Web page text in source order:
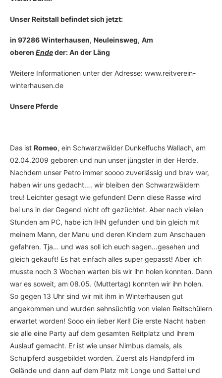
Unser Reitstall befindet sich jetzt:
in 97286 Winterhausen, Neuleinsweg, Am
oberen Endeder: An der Läng
Weitere Informationen unter der Adresse: www.reitverein-
winterhausen.de
Unsere Pferde
Das ist Romeo, ein Schwarzwälder Dunkelfuchs Wallach, am
02.04.2009 geboren und nun unser jüngster in der Herde.
Nachdem unser Petro immer soooo zuverlässig und brav war,
haben wir uns gedacht…. wir bleiben den Schwarzwäldern
treu! Leichter gesagt wie gefunden! Denn diese Rasse wird
bei uns in der Gegend nicht oft gezüchtet. Aber nach vielen
Stunden am PC, habe ich IHN gefunden und bin gleich mit
meinem Mann, der Manu und deren Kindern zum Anschauen
gefahren. Tja… und was soll ich euch sagen…gesehen und
gleich gekauft! Es hat einfach alles super gepasst! Aber ich
musste noch 3 Wochen warten bis wir ihn holen konnten. Dann
war es soweit, am 08.05. (Muttertag) konnten wir ihn holen.
So gegen 13 Uhr sind wir mit ihm in Winterhausen gut
angekommen und wurden sehnsüchtig von vielen Reitschülern
erwartet worden! Sooo ein lieber Kerl! Die erste Nacht haben
sie alle eine Party auf dem gesamten Reitplatz und ihrem
Auslauf gemacht. Er ist wie unser Nimbus damals, als
Schulpferd ausgebildet worden. Zuerst als Handpferd im
Gelände und dann auf dem Platz mit Longe und Sattel und